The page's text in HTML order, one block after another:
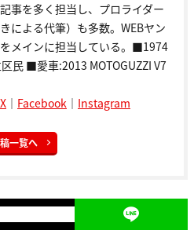
事を多く担当し、プロライダー
による代筆）も多数。WEBヤン
メインに担当している。■1974
民 ■愛車:2013 MOTOGUZZI V7
X ｜ Facebook ｜ Instagram
一覧へ